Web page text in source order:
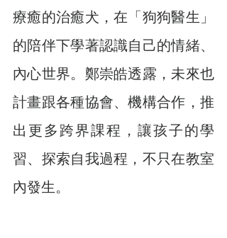
療癒的治癒犬，在「狗狗醫生」
的陪伴下學著認識自己的情緒、
內心世界。鄭崇皓透露，未來也
計畫跟各種協會、機構合作，推
出更多跨界課程，讓孩子的學
習、探索自我過程，不只在教室
內發生。